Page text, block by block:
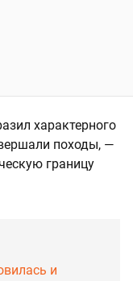
характерного
походы, —
границу
и